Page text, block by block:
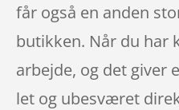
får også en anden
butikken. Når du har
arbejde, og det giver
let og ubesværet